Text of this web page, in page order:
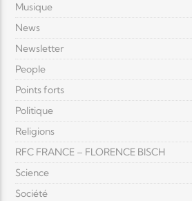
Musique
News
Newsletter
People
Points forts
Politique
Religions
RFC FRANCE – FLORENCE BISCH
Science
Société